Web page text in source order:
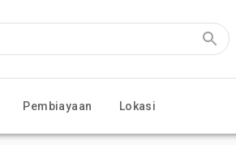
Pembiayaan Lokasi